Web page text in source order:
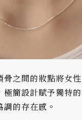
骨之間的妝點將女
簡設計賦予獨特的
的存在感。